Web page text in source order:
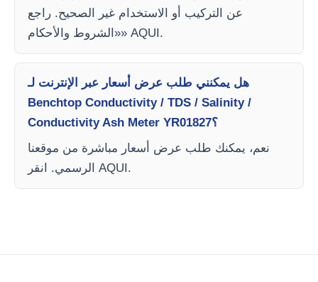
عن التركيب أو الاستخدام غير الصحيح. راجع
«الشروط والأحكام» AQUI.
هل يمكنني طلب عرض أسعار عبر الإنترنت لـ
Benchtop Conductivity / TDS / Salinity /
Conductivity Ash Meter YR01827؟
نعم، يمكنك طلب عرض أسعار مباشرة من موقعنا
الرسمي. انقر AQUI.